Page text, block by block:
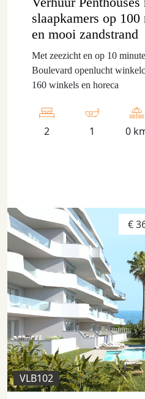
slaapkamers op 100
en mooi zandstrand
Met zeezicht en op 10
Boulevard openlucht
160 winkels en horeca
2 1 0
€
VLB102